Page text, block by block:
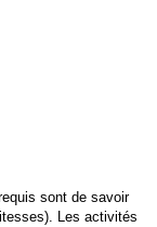
sont de savoir
Les activités